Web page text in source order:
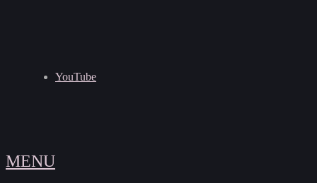
YouTube
MENU